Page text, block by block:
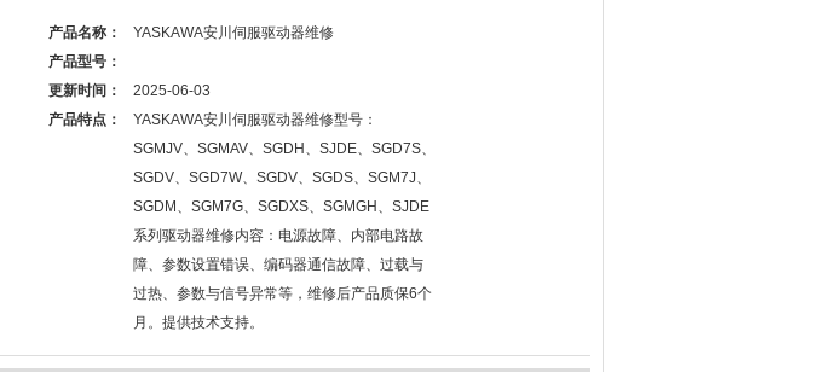
产品名称：
YASKAWA安川伺服驱动器维修
产品型号：
更新时间：
2025-06-03
产品特点：
YASKAWA安川伺服驱动器维修型号：
SGMJV、SGMAV、SGDH、SJDE、SGD7S、
SGDV、SGD7W、SGDV、SGDS、SGM7J、
SGDM、SGM7G、SGDXS、SGMGH、SJDE
系列驱动器维修内容：电源故障、内部电路故
障、参数设置错误、编码器通信故障、过载与
过热、参数与信号异常等，维修后产品质保6个
月。提供技术支持。